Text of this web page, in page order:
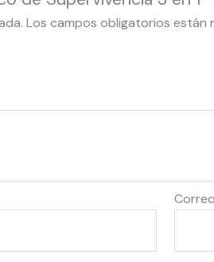
Los campos obligatorios están